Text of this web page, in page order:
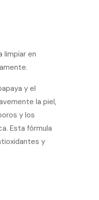
limpiar en
y el
la piel,
y los
Esta fórmula
y